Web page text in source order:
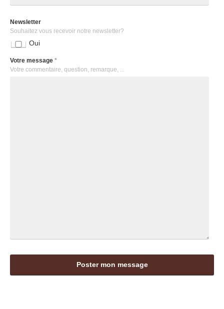
Newsletter
Souhaitez vous recevoir notre newsletter?
Oui
Votre message *
Votre commentaire, question, remarque, ...